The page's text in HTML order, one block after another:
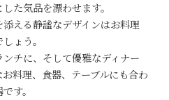
た気品を漂わせます。
える静謐なデザインはお料理
ょう。
チに、そして優雅なディナー
料理、食器、テーブルにも合わ
す。